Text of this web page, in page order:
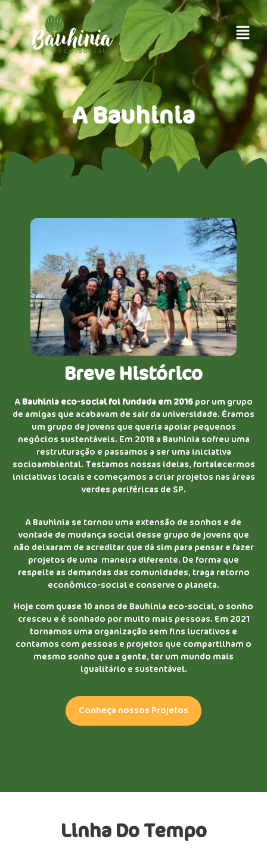
A Bauhinia
Breve Histórico
A Bauhinia eco-social foi fundada em 2016por um grupo
de amigas que acabavam de sair da universidade. Éramos
um grupo de jovens que queria apoiar pequenos
negócios sustentáveis. Em 2018 a Bauhinia sofreu uma
restruturação e passamos a ser uma iniciativa
socioambiental. Testamos nossas ideias, fortalecermos
iniciativas locais e começamos a criar projetos nas áreas
verdes periféricas de SP.
A Bauhinia se tornou uma extensão de sonhos e de
vontade de mudança social desse grupo de jovens que
não deixaram de acreditar que dá sim para pensar e fazer
projetos de uma maneira diferente. De forma que
respeite as demandas das comunidades, traga retorno
econômico-social e conserve o planeta.
​Hoje com quase 10 anos de Bauhinia eco-social, o sonho
cresceu e é sonhado por muito mais pessoas. Em 2021
tornamos uma organização sem fins lucrativos e
contamos com pessoas e projetos que compartilham o
mesmo sonho que a gente, ter um mundo mais
igualitário e sustentável.
Conheça nossos Projetos
Linha Do Tempo